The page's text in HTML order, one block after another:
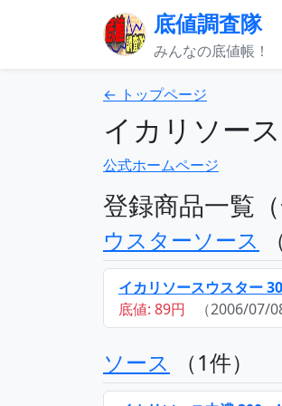
底値調査隊
みんなの底値帳！
← トップページ
イカリソース
公式ホームページ
登録商品一覧（
ウスターソース
イカリソースウスター
底値: 89円 （2006/07/
ソース （1件）